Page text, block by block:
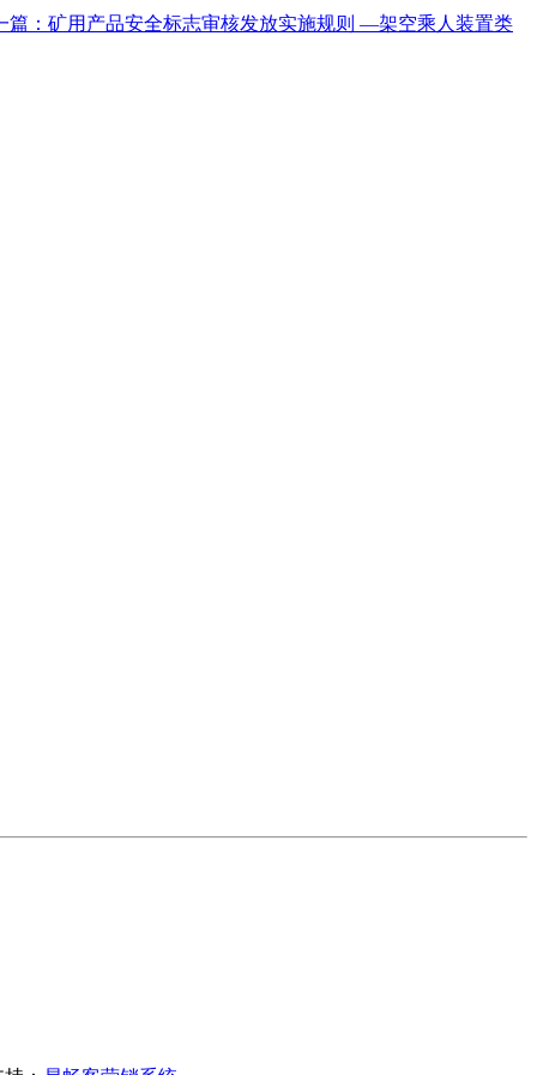
篇：矿用产品安全标志审核发放实施规则 —架空乘人装置类